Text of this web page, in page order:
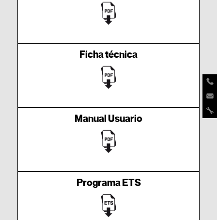
Ficha técnica
Manual Usuario
Programa ETS